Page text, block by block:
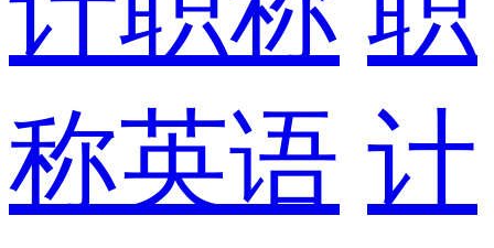
称英语 计